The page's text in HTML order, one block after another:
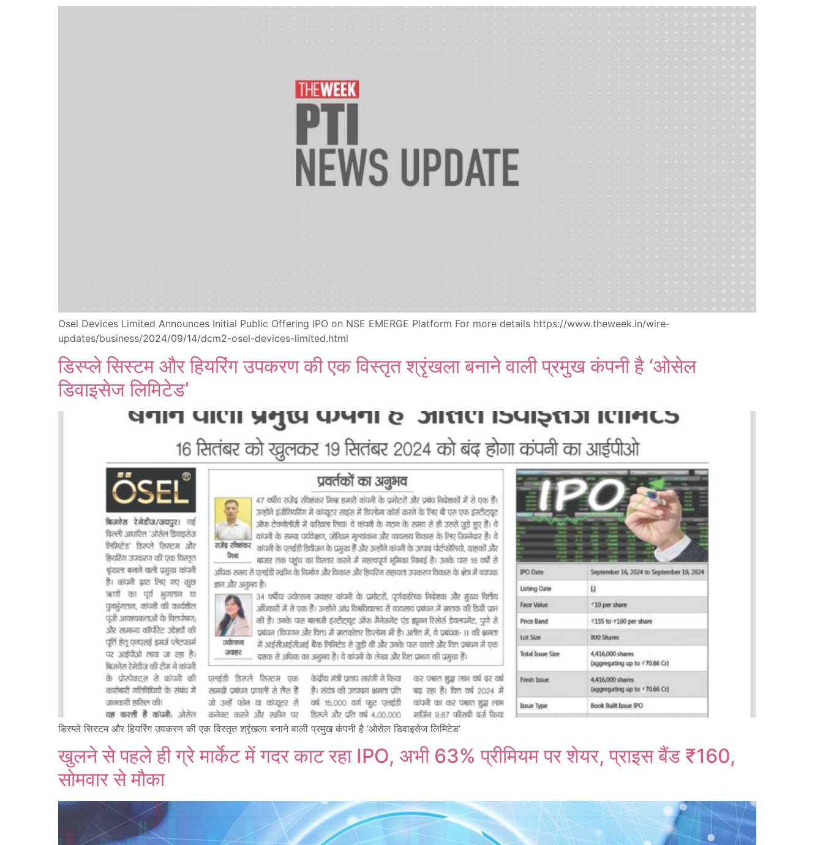
Osel Devices Limited Announces Initial Public Offering IPO on NSE EMERGE Platform For more details https://www.theweek.in/wire-
updates/business/2024/09/14/dcm2-osel-devices-limited.html
डिस्प्ले सिस्टम और हियरिंग उपकरण की एक विस्तृत श्रृंखला बनाने वाली प्रमुख कंपनी है ‘ओसेल
डिवाइसेज लिमिटेड’
डिस्प्ले सिस्टम और हियरिंग उपकरण की एक विस्तृत श्रृंखला बनाने वाली प्रमुख कंपनी है ‘ओसेल डिवाइसेज लिमिटेड’
खुलने से पहले ही ग्रे मार्केट में गदर काट रहा IPO, अभी 63% प्रीमियम पर शेयर, प्राइस बैंड ₹160,
सोमवार से मौका